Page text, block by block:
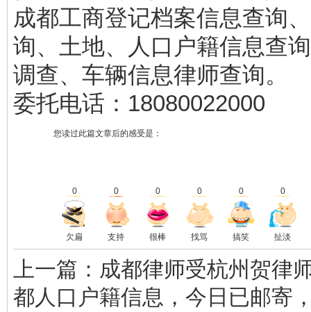
成都工商登记档案信息查询
询、土地、人口户籍信息查
调查、车辆信息律师查询。
委托电话：18080022000
您读过此篇文章后的感受是：
0 0 0 0 0 0
欠扁 支持 很棒 找骂 搞笑 扯淡
上一篇：成都律师受杭州贺律
都人口户籍信息，今日已邮寄